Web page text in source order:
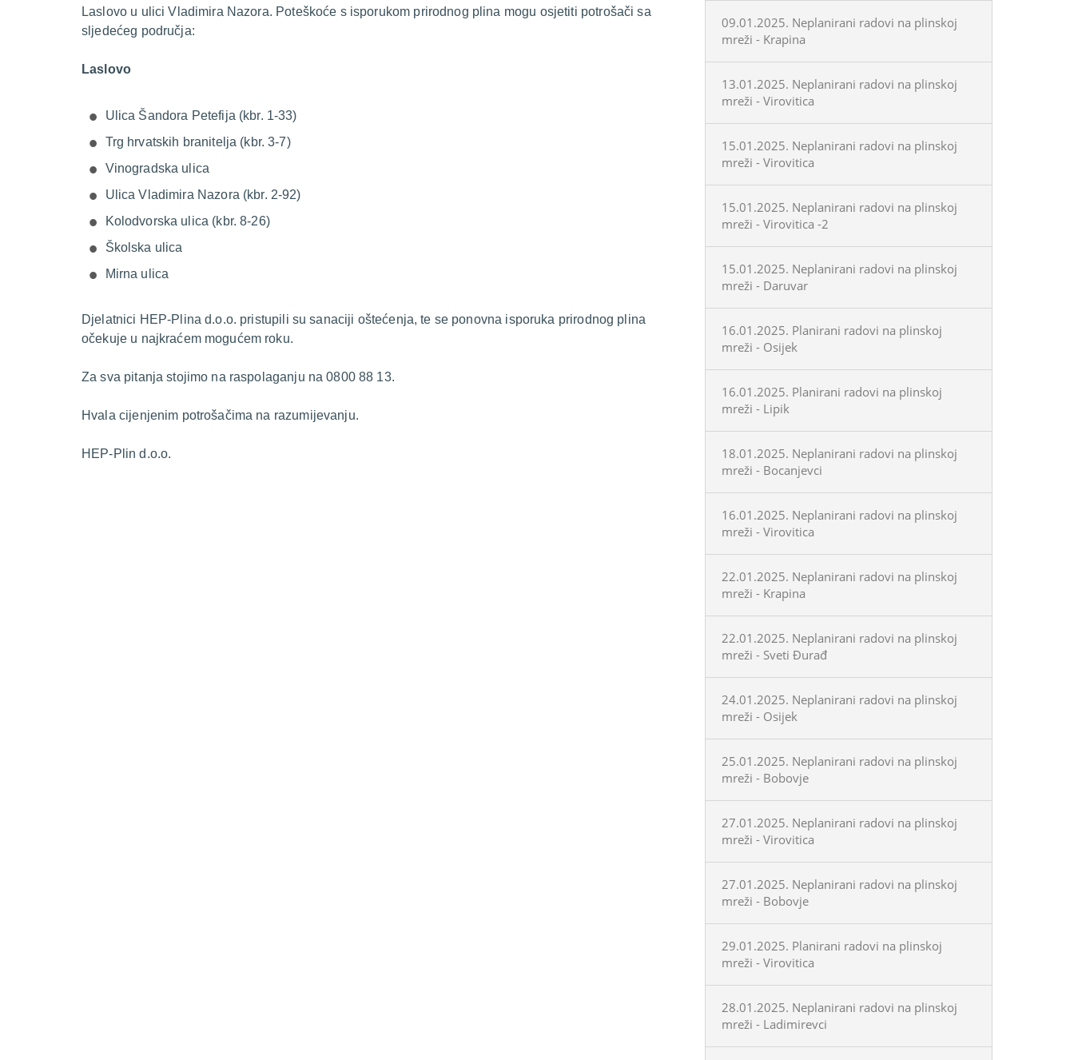
Laslovo u ulici Vladimira Nazora. Poteškoće s isporukom prirodnog plina mogu osjetiti potrošači sa
sljedećeg područja:
Laslovo
Ulica Šandora Petefija (kbr. 1-33)
Trg hrvatskih branitelja (kbr. 3-7)
Vinogradska ulica
Ulica Vladimira Nazora (kbr. 2-92)
Kolodvorska ulica (kbr. 8-26)
Školska ulica
Mirna ulica
Djelatnici HEP-Plina d.o.o. pristupili su sanaciji oštećenja, te se ponovna isporuka prirodnog plina
očekuje u najkraćem mogućem roku.
Za sva pitanja stojimo na raspolaganju na 0800 88 13.
Hvala cijenjenim potrošačima na razumijevanju.
HEP-Plin d.o.o.
09.01.2025. Neplanirani radovi na plinskoj
mreži - Krapina
13.01.2025. Neplanirani radovi na plinskoj
mreži - Virovitica
15.01.2025. Neplanirani radovi na plinskoj
mreži - Virovitica
15.01.2025. Neplanirani radovi na plinskoj
mreži - Virovitica -2
15.01.2025. Neplanirani radovi na plinskoj
mreži - Daruvar
16.01.2025. Planirani radovi na plinskoj
mreži - Osijek
16.01.2025. Planirani radovi na plinskoj
mreži - Lipik
18.01.2025. Neplanirani radovi na plinskoj
mreži - Bocanjevci
16.01.2025. Neplanirani radovi na plinskoj
mreži - Virovitica
22.01.2025. Neplanirani radovi na plinskoj
mreži - Krapina
22.01.2025. Neplanirani radovi na plinskoj
mreži - Sveti Đurađ
24.01.2025. Neplanirani radovi na plinskoj
mreži - Osijek
25.01.2025. Neplanirani radovi na plinskoj
mreži - Bobovje
27.01.2025. Neplanirani radovi na plinskoj
mreži - Virovitica
27.01.2025. Neplanirani radovi na plinskoj
mreži - Bobovje
29.01.2025. Planirani radovi na plinskoj
mreži - Virovitica
28.01.2025. Neplanirani radovi na plinskoj
mreži - Ladimirevci